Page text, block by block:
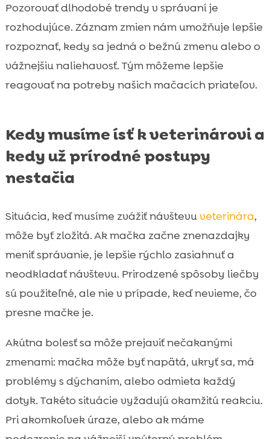
Pozorovať dlhodobé trendy v správaní je
rozhodujúce. Záznam zmien nám umožňuje lepšie
rozpoznať, kedy sa jedná o bežnú zmenu alebo o
vážnejšiu naliehavosť. Tým môžeme lepšie
reagovať na potreby našich mačacích priateľov.
Kedy musíme ísť k veterinárovi a
kedy už prírodné postupy
nestačia
Situácia, keď musíme zvážiť návštevuveterinára,
môže byť zložitá. Ak mačka začne znenazdajky
meniť správanie, je lepšie rýchlo zasiahnuť a
neodkladať návštevu. Prirodzené spôsoby liečby
sú použiteľné, ale nie v prípade, keď nevieme, čo
presne mačke je.
Akútna bolesť sa môže prejaviť nečakanými
zmenami: mačka môže byť napätá, ukryť sa, má
problémy s dýchaním, alebo odmieta každý
dotyk. Takéto situácie vyžadujú okamžitú reakciu.
Pri akomkoľvek úraze, alebo ak máme